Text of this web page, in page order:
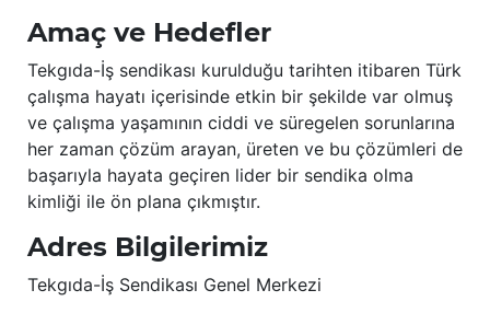
Amaç ve Hedefler
Tekgıda-İş sendikası kurulduğu tarihten itibaren Türk
çalışma hayatı içerisinde etkin bir şekilde var olmuş
ve çalışma yaşamının ciddi ve süregelen sorunlarına
her zaman çözüm arayan, üreten ve bu çözümleri de
başarıyla hayata geçiren lider bir sendika olma
kimliği ile ön plana çıkmıştır.
Adres Bilgilerimiz
Tekgıda-İş Sendikası Genel Merkezi